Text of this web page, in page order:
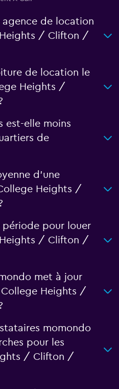
agence de location
/ Clifton /
de location le
Heights /
est-elle moins
de
d’une
Heights /
période pour louer
/ Clifton /
met à jour
College Heights /
momondo
pour les
/ Clifton /